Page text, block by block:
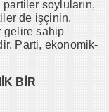
partiler soyluların,
de işçinin,
gelire sahip
Parti, ekonomik-
BİR